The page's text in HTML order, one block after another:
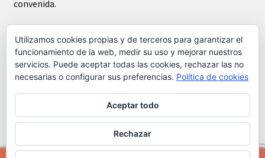
convenida.
Construido con WooCommerce.
Utilizamos cookies propias y de terceros para garantizar el
funcionamiento de la web, medir su uso y mejorar nuestros
servicios. Puede aceptar todas las cookies, rechazar las no
necesarias o configurar sus preferencias. Política de cookies
Aceptar todo
Rechazar